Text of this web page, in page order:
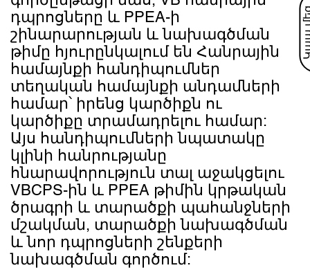
դպրոցները և PPEA-ի
շինարարության և նախագծման
թիմը հյուրընկալում են Հանրային
համայնքի հանդիպումներ
տեղական համայնքի անդամների
համար՝ իրենց կարծիքն ու
կարծիքը տրամադրելու համար:
Այս հանդիպումների նպատակը
կլինի հանրությանը
հնարավորություն տալ աջակցելու
VBCPS-ին և PPEA թիմին կրթական
ծրագրի և տարածքի պահանջների
մշակման, տարածքի նախագծման
և նոր դպրոցների շենքերի
նախագծման գործում: